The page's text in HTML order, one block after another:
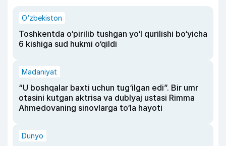
O‘zbekiston
Toshkentda o‘pirilib tushgan yo‘l qurilishi bo‘yicha
6 kishiga sud hukmi o‘qildi
Madaniyat
“U boshqalar baxti uchun tug‘ilgan edi”. Bir umr
otasini kutgan aktrisa va dublyaj ustasi Rimma
Ahmedovaning sinovlarga to‘la hayoti
Dunyo